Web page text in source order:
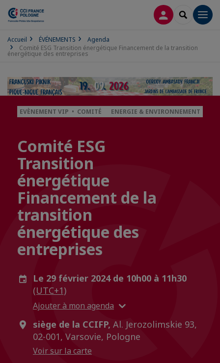
CONNEXION
Accueil ÉVÉNEMENTS
Agenda
Comité ESG Transition énergétique Financement de la transition
énergétique des entreprises
EVÈNEMENT VIP • COMITÉ ENERGIE & ENVIRONNEMENT
Comité ESG
Transition
énergétique
Financement de la
transition
énergétique des
entreprises
Le 29 février 2024 de 10h00 à 11h30
(UTC+1)
Ajouter à mon agenda
siège de la CCIFP, Al. Jerozolimskie 93,
02-001, Varsovie, Pologne
Voir sur la carte